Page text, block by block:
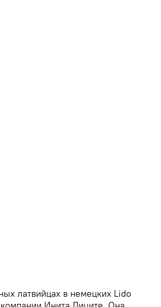
латвийцах в немецких Lido